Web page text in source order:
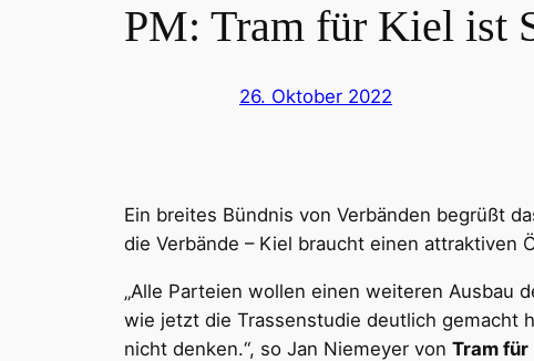
PM: Tram für Kiel ist
26. Oktober 2022
Ein breites Bündnis von Verbänden begrüßt
die Verbände – Kiel braucht einen attraktiven
„Alle Parteien wollen einen weiteren Ausbau
wie jetzt die Trassenstudie deutlich gemacht
nicht denken.“, so Jan Niemeyer von Tram für